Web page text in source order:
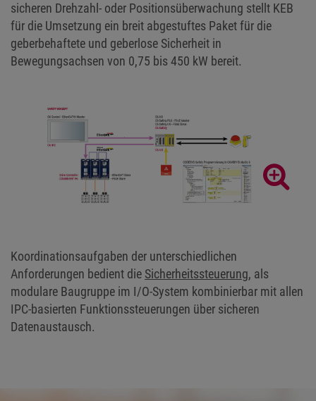
sicheren Drehzahl- oder Positionsüberwachung stellt KEB
für die Umsetzung ein breit abgestuftes Paket für die
geberbehaftete und geberlose Sicherheit in
Bewegungsachsen von 0,75 bis 450 kW bereit.
Koordinationsaufgaben der unterschiedlichen
Anforderungen bedient die Sicherheitssteuerung, als
modulare Baugruppe im I/O-System kombinierbar mit allen
IPC-basierten Funktionssteuerungen über sicheren
Datenaustausch.